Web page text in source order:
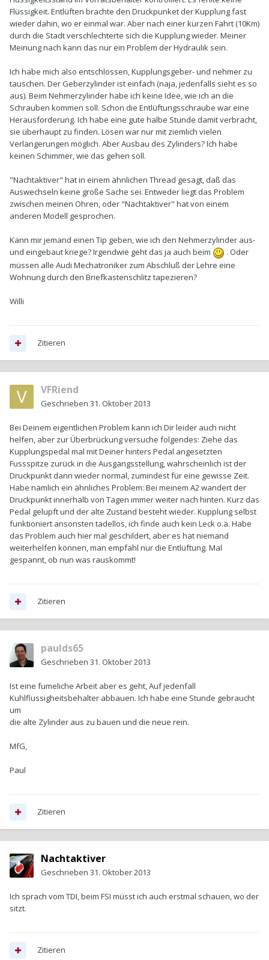
Flüssigkeit. Entlüften brachte den Druckpunket der Kupplung fast
wieder dahin, wo er einmal war. Aber nach einer kurzen Fahrt (10Km)
durch die Stadt verschlechterte sich die Kupplung wieder. Meiner
Meinung nach kann das nur ein Problem der Hydraulik sein.
Ich habe mich also entschlossen, Kupplungsgeber- und nehmer zu
tauschen. Der Geberzylinder ist einfach (naja, jedenfalls sieht es so
aus). Beim Nehmerzylinder habe ich keine Idee, wie ich an die
Schrauben kommen soll. Schon die Entlüftungsschraube war eine
Herausforderung. Ich habe eine gute halbe Stunde damit verbracht,
sie überhaupt zu finden. Lösen war nur mit ziemlich vielen
Verlängerungen möglich. Aber Ausbau des Zylinders? Ich habe
keinen Schimmer, wie das gehen soll.
"Nachtaktiver" hat in einem ähnlichen Thread gesagt, daß das
Auswechseln keine große Sache sei. Entweder liegt das Problem
zwischen meinen Ohren, oder "Nachtaktiver" hat von einem
anderen Modell gesprochen.
Kann mir jemand einen Tip geben, wie ich den Nehmerzylinder aus-
und eingebaut kriege? Irgendwie geht das ja auch beim
. Oder
müssen alle Audi Mechatroniker zum Abschluß der Lehre eine
Wohnung durch den Briefkastenschlitz tapezieren?
Willi
Zitieren
VFRiend
Geschrieben 31. Oktober 2013
Bei Deinem eigentlichen Problem kann ich Dir leider auch nicht
helfen, aber zur Überbrückung versuche folgendes: Ziehe das
Kupplungspedal mal mit Deiner hinters Pedal angesetzten
Fussspitze zurück in die Ausgangsstellung, wahrscheinlich ist der
Druckpunkt dann wieder normal, zumindest für eine gewisse Zeit.
Habe nämlich ein ähnliches Problem: Bei meinem A2 wandert der
Druckpunkt innerhalb von Tagen immer weiter nach hinten. Kurz das
Pedal gelupft und der alte Zustand besteht wieder. Kupplung selbst
funktioniert ansonsten tadellos, ich finde auch kein Leck o.ä. Habe
das Problem auch hier mal geschildert, aber es hat niemand
weiterhelfen können, man empfahl nur die Entlüftung. Mal
gespannt, ob nun was rauskommt!
Zitieren
paulds65
Geschrieben 31. Oktober 2013
Ist eine fumeliche Arbeit aber es geht, Auf jedenfall
Kuhlflussigheitsbehalter abbauen. Ich habe eine Stunde gebraucht
um
die alte Zylinder aus zu bauen und die neue rein.
MfG,
Paul
Zitieren
Nachtaktiver
Geschrieben 31. Oktober 2013
Ich sprach vom TDI, beim FSI müsst ich auch erstmal schauen, wo der
sitzt.
Zitieren